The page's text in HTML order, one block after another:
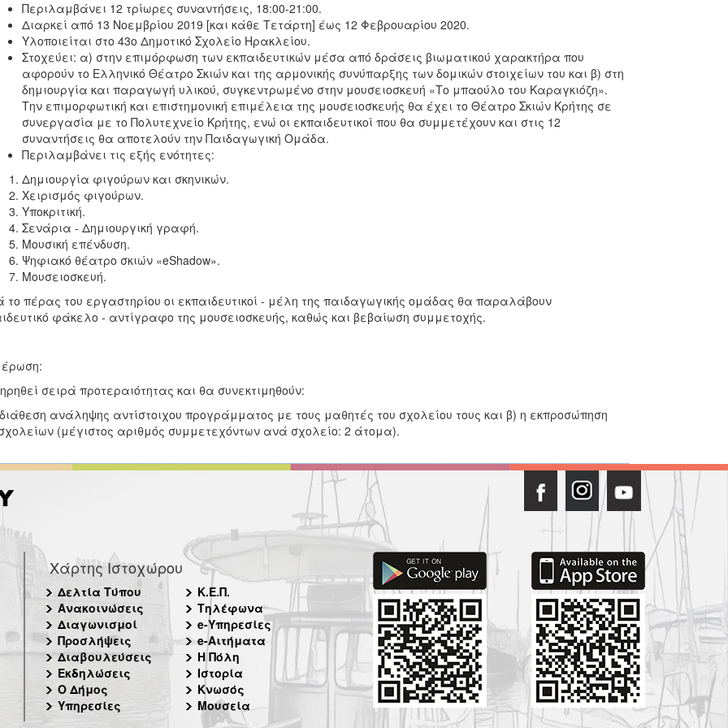
Περιλαμβάνει 12 τρίωρες συναντήσεις, 18:00-21:00.
Διαρκεί από 13 Νοεμβρίου 2019 [και κάθε Τετάρτη] έως 12 Φεβρουαρίου 2020.
Υλοποιείται στο 43ο Δημοτικό Σχολείο Ηρακλείου.
Στοχεύει: α) στην επιμόρφωση των εκπαιδευτικών μέσα από δράσεις βιωματικού χαρακτήρα που
αφορούν το Ελληνικό Θέατρο Σκιών και της αρμονικής συνύπαρξης των δομικών στοιχείων του και β) στη
δημιουργία και παραγωγή υλικού, συγκεντρωμένο στην μουσειοσκευή «Το μπαούλο του Καραγκιόζη».
Την επιμορφωτική και επιστημονική επιμέλεια της μουσειοσκευής θα έχει το Θέατρο Σκιών Κρήτης σε
συνεργασία με το Πολυτεχνείο Κρήτης, ενώ οι εκπαιδευτικοί που θα συμμετέχουν και στις 12
συναντήσεις θα αποτελούν την Παιδαγωγική Ομάδα.
Περιλαμβάνει τις εξής ενότητες:
Δημιουργία φιγούρων και σκηνικών.
Χειρισμός φιγούρων.
Υποκριτική.
Σενάρια - Δημιουργική γραφή.
Μουσική επένδυση.
Ψηφιακό θέατρο σκιών «eShadow».
Μουσειοσκευή.
το πέρας του εργαστηρίου οι εκπαιδευτικοί - μέλη της παιδαγωγικής ομάδας θα παραλάβουν
φάκελο - αντίγραφο της μουσειοσκευής, καθώς και βεβαίωση συμμετοχής.
σειρά προτεραιότητας και θα συνεκτιμηθούν:
ανάληψης αντίστοιχου προγράμματος με τους μαθητές του σχολείου τους και β) η εκπροσώπηση
(μέγιστος αριθμός συμμετεχόντων ανά σχολείο: 2 άτομα).
Χάρτης Ιστοχώρου
Δελτία Τύπου
Ανακοινώσεις
Διαγωνισμοί
Προσλήψεις
Διαβουλεύσεις
Εκδηλώσεις
Ο Δήμος
Υπηρεσίες
Κ.Ε.Π.
Τηλέφωνα
e-Υπηρεσίες
e-Αιτήματα
Η Πόλη
Ιστορία
Κνωσός
Μουσεία